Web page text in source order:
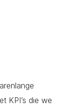
KPI’s die we